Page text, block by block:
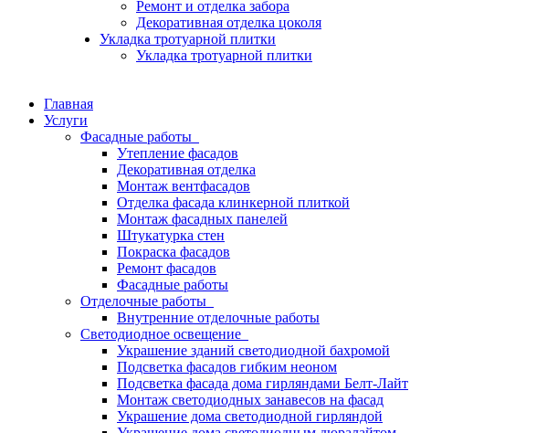
Ремонт и отделка забора
Декоративная отделка цоколя
Укладка тротуарной плитки
Укладка тротуарной плитки
Главная
Услуги
Фасадные работы
Утепление фасадов
Декоративная отделка
Монтаж вентфасадов
Отделка фасада клинкерной плиткой
Монтаж фасадных панелей
Штукатурка стен
Покраска фасадов
Ремонт фасадов
Фасадные работы
Отделочные работы
Внутренние отделочные работы
Светодиодное освещение
Украшение зданий светодиодной бахромой
Подсветка фасадов гибким неоном
Подсветка фасада дома гирляндами Белт-Лайт
Монтаж светодиодных занавесов на фасад
Украшение дома светодиодной гирляндой